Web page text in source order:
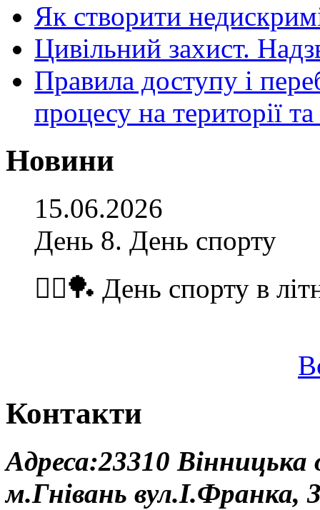
Як створити
Цивільний захист.
Правила доступу і
процесу на території
Новини
15.06.2026
День 8. День спорту
🏃‍♂️🏓 День спорту в
Контакти
Адреса:23310
м.Гнівань вул.І.Франка,